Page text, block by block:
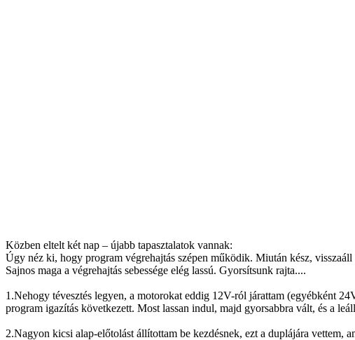
Közben eltelt két nap – újabb tapasztalatok vannak:
Úgy néz ki, hogy program végrehajtás szépen működik. Miután kész,
Sajnos maga a végrehajtás sebessége elég lassú. Gyorsítsunk rajta....
1.Nehogy tévesztés legyen, a motorokat eddig 12V-ról járattam (egyébként
program igazítás következett. Most lassan indul, majd gyorsabbra vált, és a
2.Nagyon kicsi alap-előtolást állítottam be kezdésnek, ezt a duplájára